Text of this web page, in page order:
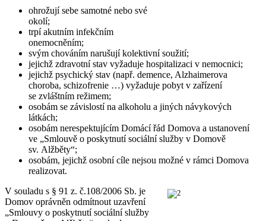
ohrožují sebe samotné nebo své
okolí;
trpí akutním infekčním
onemocněním;
svým chováním narušují kolektivní soužití;
jejichž zdravotní stav vyžaduje hospitalizaci v nemocnici;
jejichž psychický stav (např. demence, Alzhaimerova
choroba, schizofrenie …) vyžaduje pobyt v zařízení
se zvláštním režimem;
osobám se závislostí na alkoholu a jiných návykových
látkách;
osobám nerespektujícím Domácí řád Domova a ustanovení
ve „Smlouvě o poskytnutí sociální služby v Domově
sv. Alžběty“;
osobám, jejichž osobní cíle nejsou možné v rámci Domova
realizovat.
V souladu s § 91 z. č.108/2006 Sb. je
Domov oprávněn odmítnout uzavření
„Smlouvy o poskytnutí sociální služby